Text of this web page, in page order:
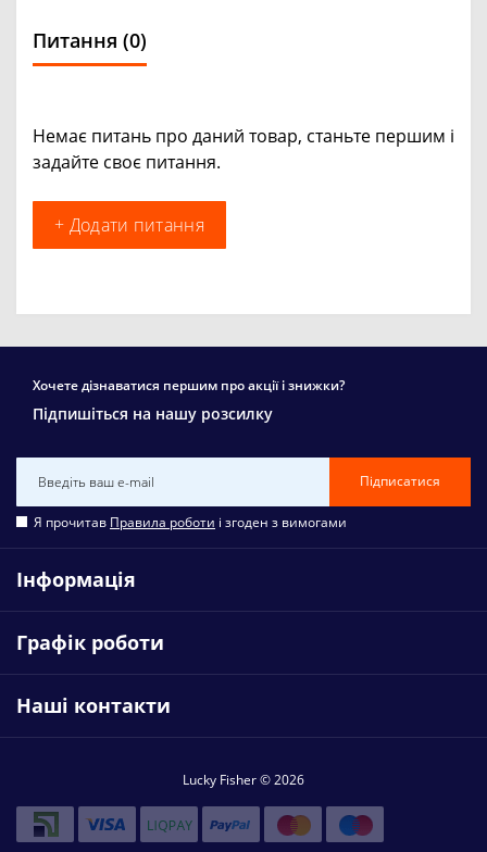
Питання (0)
Немає питань про даний товар, станьте першим і
задайте своє питання.
+ Додати питання
Хочете дізнаватися першим про акції і знижки?
Підпишіться на нашу розсилку
Підписатися
Я прочитав Правила роботи і згоден з вимогами
Інформація
Графік роботи
Наші контакти
Lucky Fisher © 2026